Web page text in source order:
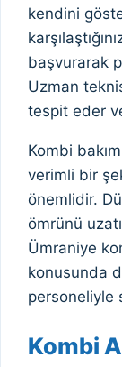
kendini
başvurarak
Uzman
tespit eder
Kombi
verimli bir
önemlidir.
ömrünü
Ümraniye
konusunda
personeliyle
Kombi